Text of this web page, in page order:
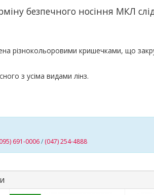
безпечного носіння МКЛ
різнокольоровими кришечками, що
з усіма видами лінз.
691-0006/ (047) 254-4888